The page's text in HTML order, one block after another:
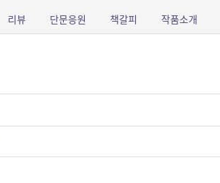
리뷰 단문응원 책갈피 작품소개